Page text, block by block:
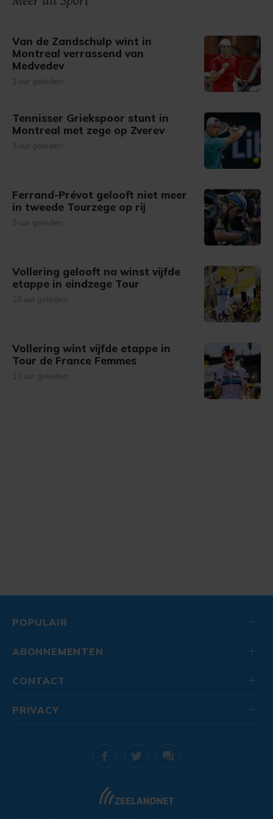
Van de Zandschulp wint in
Montreal verrassend van
Medvedev
1 uur geleden
Tennisser Griekspoor stunt in
Montreal met zege op Zverev
3 uur geleden
Ferrand-Prévot gelooft niet meer
in tweede Tourzege op rij
9 uur geleden
Vollering gelooft na winst vijfde
etappe in eindzege Tour
10 uur geleden
Vollering wint vijfde etappe in
Tour de France Femmes
10 uur geleden
POPULAIR
ABONNEMENTEN
CONTACT
PRIVACY